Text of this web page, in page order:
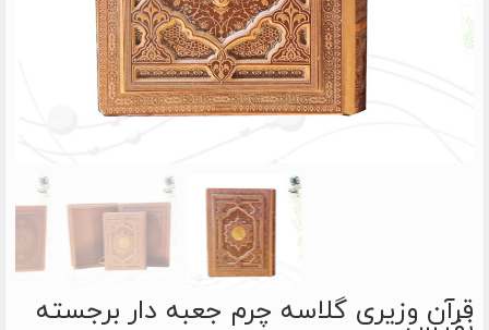
قرآن وزیری گلاسه چرم جعبه دار برجسته